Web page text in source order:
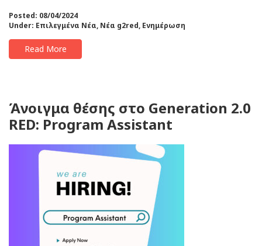
Posted: 08/04/2024
Under: Επιλεγμένα Νέα, Νέα g2red, Ενημέρωση
Read More
Άνοιγμα θέσης στο Generation 2.0
RED: Program Assistant